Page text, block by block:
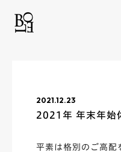
2021.12.23
2021年 年末年始
平素は格別のご高配